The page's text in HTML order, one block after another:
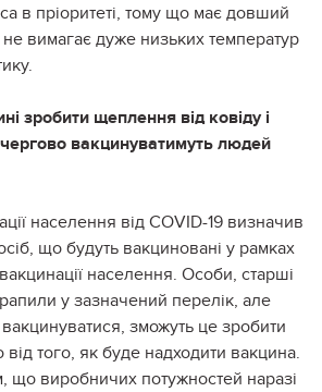
в пріоритеті, тому що має довший
не вимагає дуже низьких температур
зробити щеплення від ковіду і
вакцинуватимуть людей
населення від COVID-19 визначив
що будуть вакциновані у рамках
населення. Особи, старші
у зазначений перелік, але
зможуть це зробити
від того, як буде надходити вакцина.
що виробничих потужностей наразі